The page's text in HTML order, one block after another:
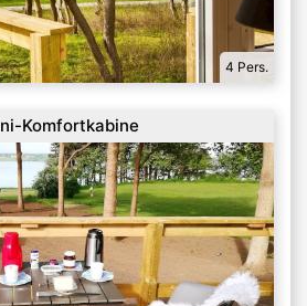
4 Pers.
Komfortkabine